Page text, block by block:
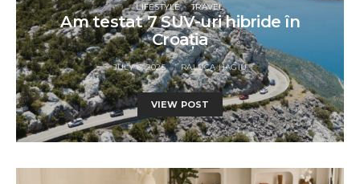
LIFESTYLE TRAVEL
Am testat 7 SUV-uri hibride în
Croația
JULY 6, 2025 RALUCA HAGIU
VIEW POST